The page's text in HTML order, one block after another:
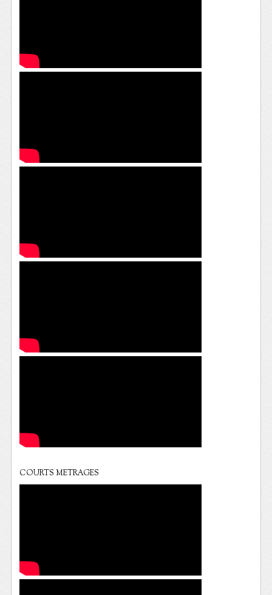
COURTS METRAGES